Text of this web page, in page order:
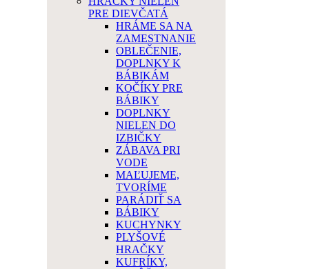
PRE DIEVČATÁ
HRÁME SA NA
ZAMESTNANIE
OBLEČENIE,
DOPLNKY K
BÁBIKÁM
KOČÍKY PRE
BÁBIKY
DOPLNKY
NIELEN DO
IZBIČKY
ZÁBAVA PRI
VODE
MAĽUJEME,
TVORÍME
PARÁDIŤ SA
BÁBIKY
KUCHYNKY
PLYŠOVÉ
HRAČKY
KUFRÍKY,